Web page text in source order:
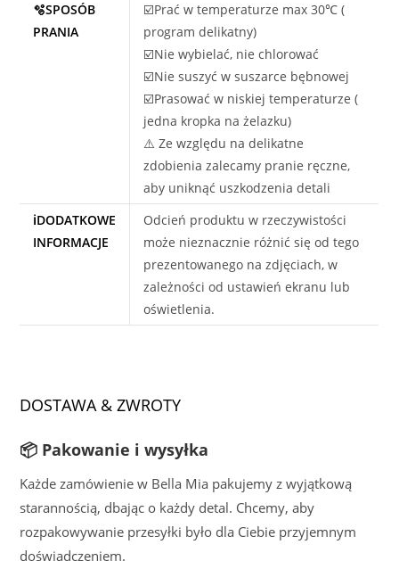
🫧SPOSÓB
PRANIA
☑️Prać w temperaturze max 30℃ (
program delikatny)
☑️Nie wybielać, nie chlorować
☑️Nie suszyć w suszarce bębnowej
☑️Prasować w niskiej temperaturze (
jedna kropka na żelazku)
⚠️ Ze względu na delikatne
zdobienia zalecamy pranie ręczne,
aby uniknąć uszkodzenia detali
ℹ️DODATKOWE
INFORMACJE
Odcień produktu w rzeczywistości
może nieznacznie różnić się od tego
prezentowanego na zdjęciach, w
zależności od ustawień ekranu lub
oświetlenia.
DOSTAWA & ZWROTY
📦 Pakowanie i wysyłka
Każde zamówienie w Bella Mia pakujemy z wyjątkową
starannością, dbając o każdy detal. Chcemy, aby
rozpakowywanie przesyłki było dla Ciebie przyjemnym
doświadczeniem.